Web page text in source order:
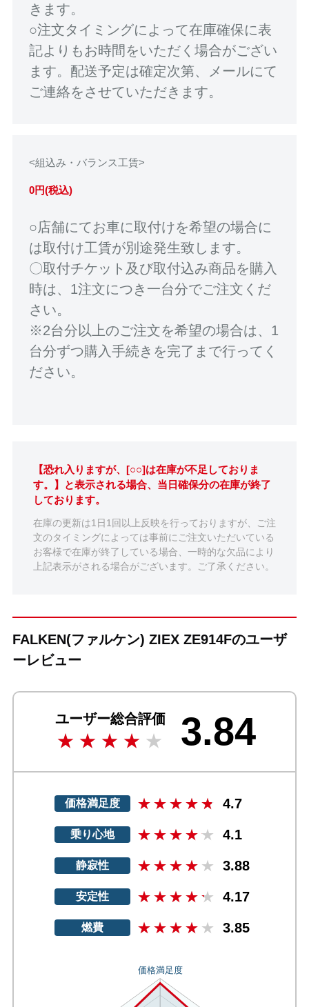
きます。
○注文タイミングによって在庫確保に表
記よりもお時間をいただく場合がござい
ます。配送予定は確定次第、メールにて
ご連絡をさせていただきます。
<組込み・バランス工賃>
0円(税込)
○店舗にてお車に取付けを希望の場合に
は取付け工賃が別途発生致します。
〇取付チケット及び取付込み商品を購入
時は、1注文につき一台分でご注文くだ
さい。
※2台分以上のご注文を希望の場合は、1
台分ずつ購入手続きを完了まで行ってく
ださい。
【恐れ入りますが、[○○]は在庫が不足しておりま
す。】と表示される場合、当日確保分の在庫が終了
しております。
在庫の更新は1日1回以上反映を行っておりますが、ご注
文のタイミングによっては事前にご注文いただいている
お客様で在庫が終了している場合、一時的な欠品により
上記表示がされる場合がございます。ご了承ください。
FALKEN(ファルケン) ZIEX ZE914Fのユーザ
ーレビュー
ユーザー総合評価 3.84
価格満足度 4.7
乗り心地 4.1
静寂性 3.88
安定性 4.17
燃費 3.85